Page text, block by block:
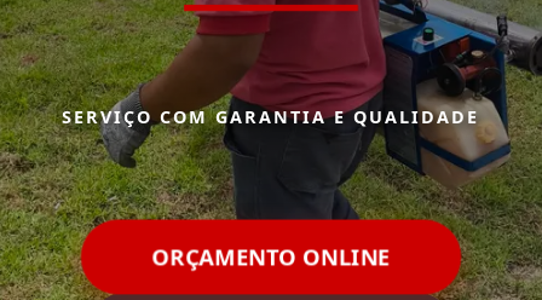
SERVIÇO COM GARANTIA E QUALIDADE
ORÇAMENTO ONLINE